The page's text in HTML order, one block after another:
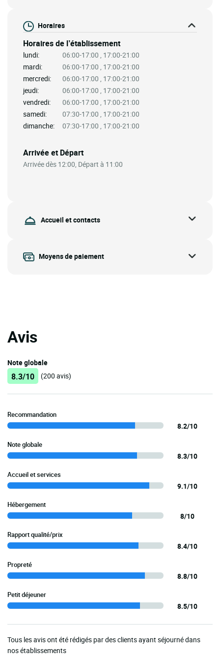
Horaires
Horaires de l’établissement
lundi:
06:00-17:00 , 17:00-21:00
mardi:
06:00-17:00 , 17:00-21:00
mercredi:
06:00-17:00 , 17:00-21:00
jeudi:
06:00-17:00 , 17:00-21:00
vendredi:
06:00-17:00 , 17:00-21:00
samedi:
07:30-17:00 , 17:00-21:00
dimanche:
07:30-17:00 , 17:00-21:00
Arrivée et Départ
Arrivée dès 12:00, Départ à 11:00
Accueil et contacts
Moyens de paiement
Avis
Note globale
8.3/10 (200 avis)
Recommandation
8.2/10
Note globale
8.3/10
Accueil et services
9.1/10
Hébergement
8/10
Rapport qualité/prix
8.4/10
Propreté
8.8/10
Petit déjeuner
8.5/10
Tous les avis ont été rédigés par des clients ayant séjourné dans
nos établissements